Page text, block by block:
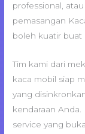
professional,
pemasangan
boleh kuatir buat
Tim kami dari
kaca mobil siap
yang
kendaraan
service yang